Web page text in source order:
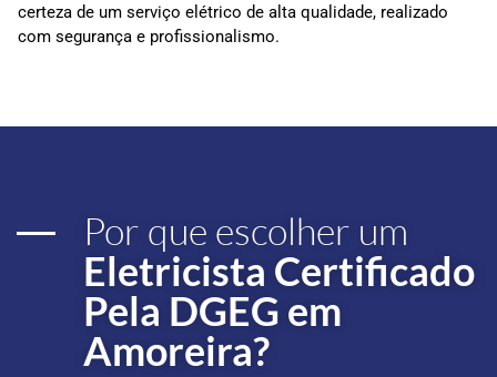
certeza de um serviço elétrico de alta qualidade, realizado
com segurança e profissionalismo.
Por que escolher um
Eletricista Certificado
Pela DGEG em
Amoreira?